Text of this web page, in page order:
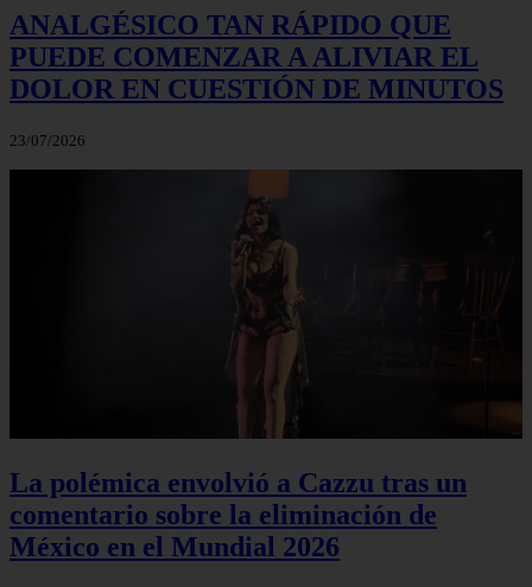
ANALGÉSICO TAN RÁPIDO QUE
PUEDE COMENZAR A ALIVIAR EL
DOLOR EN CUESTIÓN DE MINUTOS
23/07/2026
La polémica envolvió a Cazzu tras un
comentario sobre la eliminación de
México en el Mundial 2026